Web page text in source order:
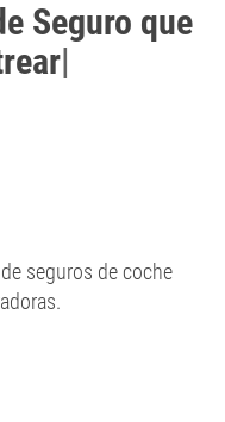
Seguro que
|
seguros de coche